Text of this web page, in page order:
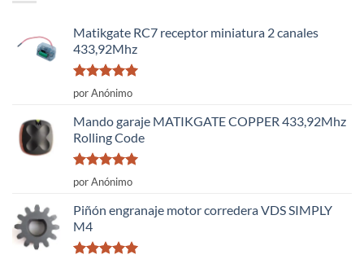
Matikgate RC7 receptor miniatura 2 canales
433,92Mhz
Valorado
con
por Anónimo
Mando garaje MATIKGATE COPPER 433,92Mhz
Rolling Code
Valorado
con
por Anónimo
Piñón engranaje motor corredera VDS SIMPLY
M4